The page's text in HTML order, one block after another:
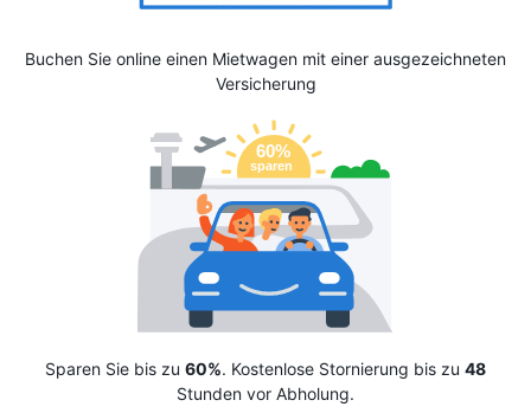
Buchen Sie online einen Mietwagen mit einer ausgezeichneten
Versicherung
Sparen Sie bis zu 60%. Kostenlose Stornierung bis zu 48
Stunden vor Abholung.